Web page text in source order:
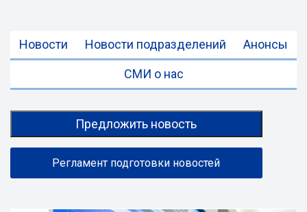
Новости Новости подразделений Анонсы
СМИ о нас
Предложить новость
Регламент подготовки новостей